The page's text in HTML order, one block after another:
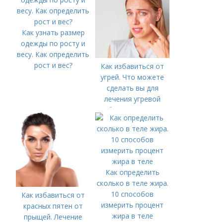
Как узнать размер
одежды по росту и
весу. Как определить
рост и вес?
Как избавиться от
угрей. Что можете
сделать вы для
лечения угревой
болезни (акне)
Как избавиться от
красных пятен от
прыщей. Лечение
Как определить
сколько в теле жира.
10 способов
измерить процент
жира в теле